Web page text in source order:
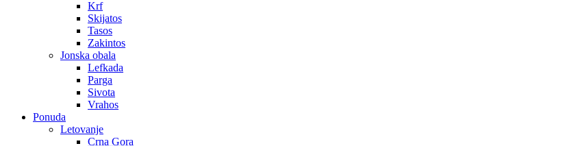
Krf
Skijatos
Tasos
Zakintos
Jonska obala
Lefkada
Parga
Sivota
Vrahos
Ponuda
Letovanje
Crna Gora